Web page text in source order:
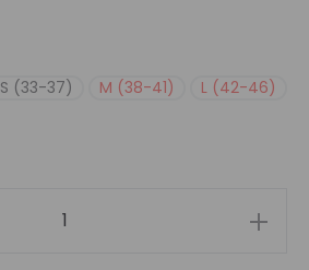
S (33-37) M (38-41) L (42-46)